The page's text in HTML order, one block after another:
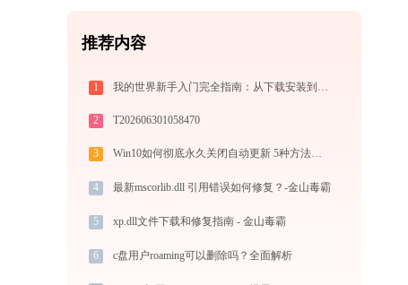
推荐内容
1 我的世界新手入门完全指南：从下载安装到生存第一天，一篇讲透
2 T202606301058470
3 Win10如何彻底永久关闭自动更新 5种方法教你永久关闭win10自动更新
4 最新mscorlib.dll 引用错误如何修复？-金山毒霸
5 xp.dll文件下载和修复指南 - 金山毒霸
6 c盘用户roaming可以删除吗？全面解析